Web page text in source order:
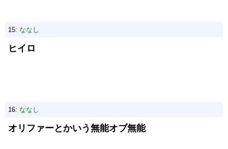
15: ななし
ヒイロ
16: ななし
オリファーとかいう無能オブ無能